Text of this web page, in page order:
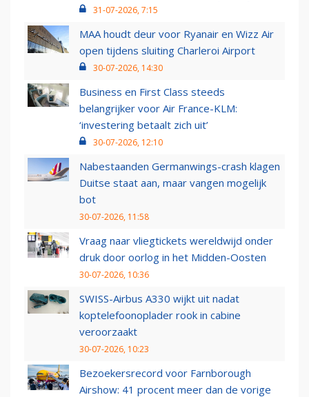
31-07-2026, 7:15
MAA houdt deur voor Ryanair en Wizz Air
open tijdens sluiting Charleroi Airport
30-07-2026, 14:30
Business en First Class steeds
belangrijker voor Air France-KLM:
‘investering betaalt zich uit’
30-07-2026, 12:10
Nabestaanden Germanwings-crash klagen
Duitse staat aan, maar vangen mogelijk
bot
30-07-2026, 11:58
Vraag naar vliegtickets wereldwijd onder
druk door oorlog in het Midden-Oosten
30-07-2026, 10:36
SWISS-Airbus A330 wijkt uit nadat
koptelefoonoplader rook in cabine
veroorzaakt
30-07-2026, 10:23
Bezoekersrecord voor Farnborough
Airshow: 41 procent meer dan de vorige